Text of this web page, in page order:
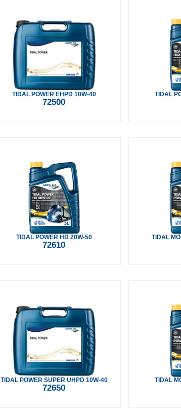
Viscosity: 25W-60
TIDAL POWER EHPD 10W-40
72500
TIDAL
TIDAL POWER HD 20W-50
72610
TIDAL
TIDAL POWER SUPER UHPD 10W-40
72650
TIDAL